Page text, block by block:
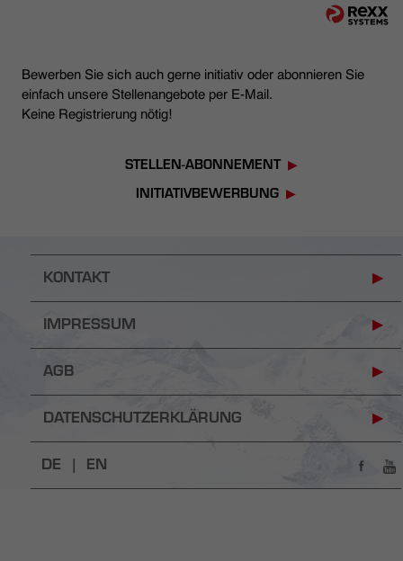
Bewerben Sie sich auch gerne initiativ oder abonnieren Sie
einfach unsere Stellenangebote per E-Mail.
Keine Registrierung nötig!
STELLEN-ABONNEMENT
INITIATIVBEWERBUNG
KONTAKT
IMPRESSUM
AGB
DATENSCHUTZERKLÄRUNG
DE | EN